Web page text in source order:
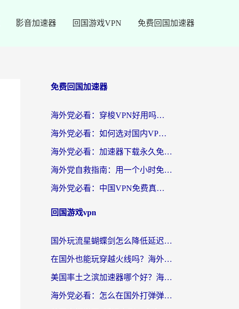
影音加速器 回国游戏VPN 免费回国加速器
免费回国加速器
海外党必看：穿梭VPN好用吗？和云帆VPN对比哪个回国效果更好？附真实测评+避坑指南
海外党必看：如何选对国内VPN，实现无缝访问国内资源？
海外党必看：加速器下载永久免费版真的存在吗？教你无缝访问国内资源的正确姿势
海外党自救指南：用一个小时免费加速器，轻松打破国内资源访问壁垒？
海外党必看：中国VPN免费真的靠谱吗？手把手教你选对回国加速器
回国游戏vpn
国外玩流星蝴蝶剑怎么降低延迟？海外党必看的加速秘籍（含欧洲鸣潮&彩虹岛优化攻略）
在国外也能玩穿越火线吗？海外玩家国服游戏畅玩终极指南
美国率土之滨加速器哪个好？海外党国服游戏畅玩终极指南（附多游戏解决方案）
海外党必看：怎么在国外打弹弹堂不卡？番茄加速器亲测指南